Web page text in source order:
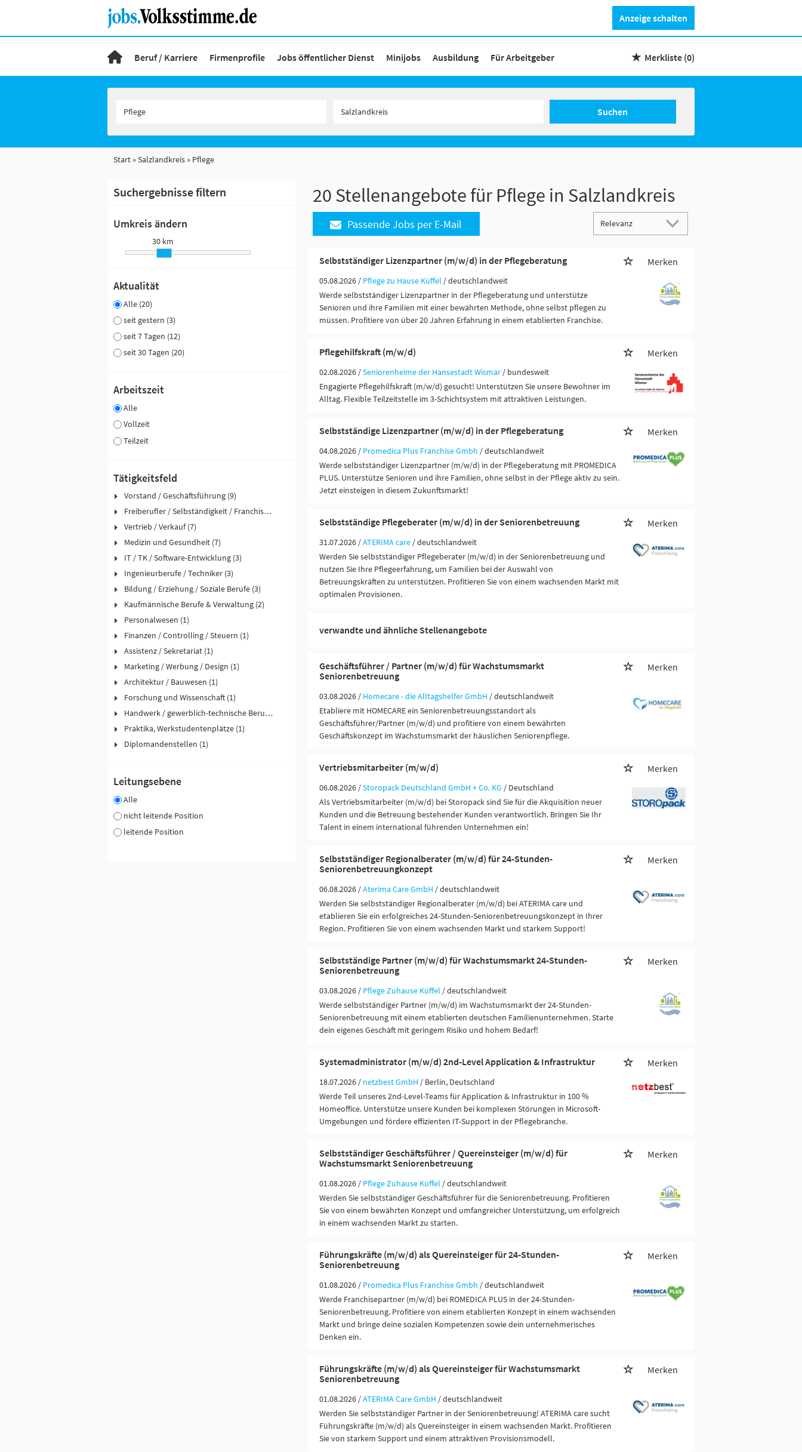
Anzeige schalten
Beruf / Karriere Firmenprofile Jobs öffentlicher Dienst Minijobs Ausbildung Für Arbeitgeber Merkliste (0)
Suchen
Start Salzlandkreis Pflege
Suchergebnisse filtern
Umkreis ändern
30 km
Aktualität
Alle (20)
seit gestern (3)
seit 7 Tagen (12)
seit 30 Tagen (20)
Arbeitszeit
Alle
Vollzeit
Teilzeit
Tätigkeitsfeld
Vorstand / Geschäftsführung (9)
Freiberufler / Selbständigkeit / Franchise (9)
Vertrieb / Verkauf (7)
Medizin und Gesundheit (7)
IT / TK / Software-Entwicklung (3)
Ingenieurberufe / Techniker (3)
Bildung / Erziehung / Soziale Berufe (3)
Kaufmännische Berufe & Verwaltung (2)
Personalwesen (1)
Finanzen / Controlling / Steuern (1)
Assistenz / Sekretariat (1)
Marketing / Werbung / Design (1)
Architektur / Bauwesen (1)
Forschung und Wissenschaft (1)
Handwerk / gewerblich-technische Berufe (1)
Praktika, Werkstudentenplätze (1)
Diplomandenstellen (1)
Leitungsebene
Alle
nicht leitende Position
leitende Position
20 Stellenangebote für Pflege in Salzlandkreis
Passende Jobs per E-Mail
Selbstständiger Lizenzpartner (m/w/d) in der Pflegeberatung Merken
05.08.2026 / Pflege zu Hause Küffel / deutschlandweit
Werde selbstständiger Lizenzpartner in der Pflegeberatung und unterstütze
Senioren und ihre Familien mit einer bewährten Methode, ohne selbst pflegen zu
müssen. Profitiere von über 20 Jahren Erfahrung in einem etablierten Franchise.
Pflegehilfskraft (m/w/d) Merken
02.08.2026 /Seniorenheime der Hansestadt Wismar / bundesweit
Engagierte Pflegehilfskraft (m/w/d) gesucht! Unterstützen Sie unsere Bewohner im
Alltag. Flexible Teilzeitstelle im 3-Schichtsystem mit attraktiven Leistungen.
Selbstständige Lizenzpartner (m/w/d) in der Pflegeberatung Merken
04.08.2026 / Promedica Plus Franchise Gmbh / deutschlandweit
Werde selbstständiger Lizenzpartner (m/w/d) in der Pflegeberatung mit PROMEDICA
PLUS. Unterstütze Senioren und ihre Familien, ohne selbst in der Pflege aktiv zu sein.
Jetzt einsteigen in diesem Zukunftsmarkt!
Selbstständige Pflegeberater (m/w/d) in der Seniorenbetreuung Merken
31.07.2026 /ATERIMA care / deutschlandweit
Werden Sie selbstständiger Pflegeberater (m/w/d) in der Seniorenbetreuung und
nutzen Sie Ihre Pflegeerfahrung, um Familien bei der Auswahl von
Betreuungskräften zu unterstützen. Profitieren Sie von einem wachsenden Markt mit
optimalen Provisionen.
verwandte und ähnliche Stellenangebote
Geschäftsführer / Partner (m/w/d) für Wachstumsmarkt
Seniorenbetreuung
Merken
03.08.2026 / Homecare - die Alltagshelfer GmbH / deutschlandweit
Etabliere mit HOMECARE ein Seniorenbetreuungsstandort als
Geschäftsführer/Partner (m/w/d) und profitiere von einem bewährten
Geschäftskonzept im Wachstumsmarkt der häuslichen Seniorenpflege.
Vertriebsmitarbeiter (m/w/d) Merken
06.08.2026 /Storopack Deutschland GmbH + Co. KG / Deutschland
Als Vertriebsmitarbeiter (m/w/d) bei Storopack sind Sie für die Akquisition neuer
Kunden und die Betreuung bestehender Kunden verantwortlich. Bringen Sie Ihr
Talent in einem international führenden Unternehmen ein!
Selbstständiger Regionalberater (m/w/d) für 24-Stunden-
Seniorenbetreuungkonzept
Merken
06.08.2026 /Aterima Care GmbH / deutschlandweit
Werden Sie selbstständiger Regionalberater (m/w/d) bei ATERIMA care und
etablieren Sie ein erfolgreiches 24-Stunden-Seniorenbetreuungskonzept in Ihrer
Region. Profitieren Sie von einem wachsenden Markt und starkem Support!
Selbstständige Partner (m/w/d) für Wachstumsmarkt 24-Stunden-
Seniorenbetreuung
Merken
03.08.2026 / Pflege Zuhause Küffel / deutschlandweit
Werde selbstständiger Partner (m/w/d) im Wachstumsmarkt der 24-Stunden-
Seniorenbetreuung mit einem etablierten deutschen Familienunternehmen. Starte
dein eigenes Geschäft mit geringem Risiko und hohem Bedarf!
Systemadministrator (m/w/d) 2nd-Level Application & Infrastruktur Merken
18.07.2026 / netzbest GmbH / Berlin, Deutschland
Werde Teil unseres 2nd-Level-Teams für Application & Infrastruktur in 100 %
Homeoffice. Unterstütze unsere Kunden bei komplexen Störungen in Microsoft-
Umgebungen und fördere effizienten IT-Support in der Pflegebranche.
Selbstständiger Geschäftsführer / Quereinsteiger (m/w/d) für
Wachstumsmarkt Seniorenbetreuung
Merken
01.08.2026 / Pflege Zuhause Küffel / deutschlandweit
Werden Sie selbstständiger Geschäftsführer für die Seniorenbetreuung. Profitieren
Sie von einem bewährten Konzept und umfangreicher Unterstützung, um erfolgreich
in einem wachsenden Markt zu starten.
Führungskräfte (m/w/d) als Quereinsteiger für 24-Stunden-
Seniorenbetreuung
Merken
01.08.2026 / Promedica Plus Franchise Gmbh / deutschlandweit
Werde Franchisepartner (m/w/d) bei ROMEDICA PLUS in der 24-Stunden-
Seniorenbetreuung. Profitiere von einem etablierten Konzept in einem wachsenden
Markt und bringe deine sozialen Kompetenzen sowie dein unternehmerisches
Denken ein.
Führungskräfte (m/w/d) als Quereinsteiger für Wachstumsmarkt
Seniorenbetreuung
Merken
01.08.2026 /ATERIMA Care GmbH / deutschlandweit
Werden Sie selbstständiger Partner in der Seniorenbetreuung! ATERIMA care sucht
Führungskräfte (m/w/d) als Quereinsteiger in einem wachsenden Markt. Profitieren
Sie von starkem Support und einem attraktiven Provisionsmodell.